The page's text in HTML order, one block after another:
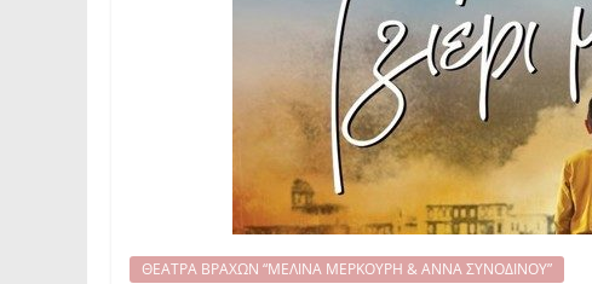
ΘΕΑΤΡΑ ΒΡΑΧΩΝ “ΜΕΛΙΝΑ ΜΕΡΚΟΥΡΗ & ΑΝΝΑ ΣΥΝΟΔΙΝΟΥ”